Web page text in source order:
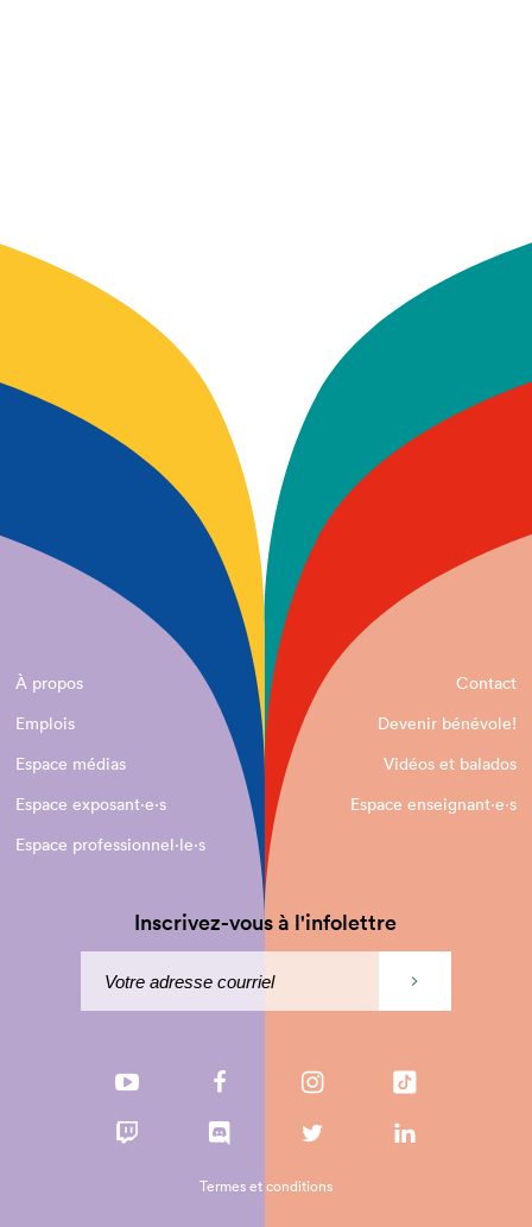
À propos
Contact
Emplois
Devenir bénévole!
Espace médias
Vidéos et balados
Espace exposant·e⋅s
Espace enseignant·e⋅s
Espace professionnel·le⋅s
Inscrivez-vous à l'infolettre
Termes et conditions